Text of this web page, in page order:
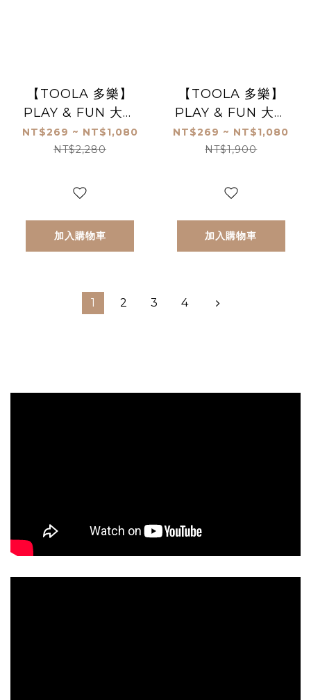
【TOOLA 多樂】
PLAY & FUN 大玩
樂 嬰幼兒多用途保
濕慕斯/慕絲 -英國
洗屁屁+洗手多用途
NT$269 ~ NT$1,080
NT$2,280
加入購物車
【TOOLA 多樂】
PLAY & FUN 大玩
樂 嬰幼兒多用途保
濕慕斯/慕絲 -
首創洗屁屁+洗手多
NT$269 ~ NT$1,080
NT$1,900
加入購物車
1 2 3 4